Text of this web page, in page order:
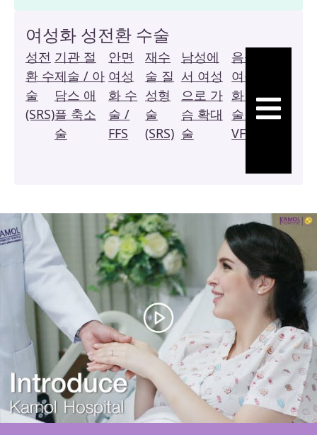
여성화 성전환 수술
성전
환 수
술
(SRS)
기관 절
제술 / 아
담스 애
플 축소
술
안면
여성
화 수
술 /
FFS
재수
술 질
성형
술
(SRS)
남성에
서 여성
으로 가
슴 확대
술
음성
여성
화 수
술 /
VFS
질
성
햄버거 토